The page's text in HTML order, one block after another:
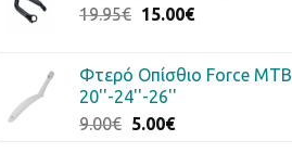
19.95€ Original
19.95€.
15.00€Η
είναι:
Φτερό Οπίσθιο Force MTB
20''-24''-26''
9.00€ Original
5.00€Η